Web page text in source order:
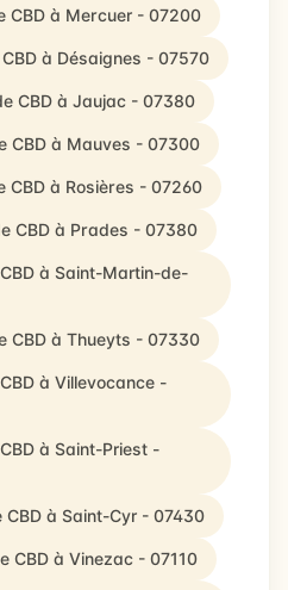
CBD à Mercuer - 07200
à Désaignes - 07570
CBD à Jaujac - 07380
CBD à Mauves - 07300
CBD à Rosières - 07260
CBD à Prades - 07380
à Saint-Martin-de-
CBD à Thueyts - 07330
à Villevocance -
à Saint-Priest -
à Saint-Cyr - 07430
CBD à Vinezac - 07110